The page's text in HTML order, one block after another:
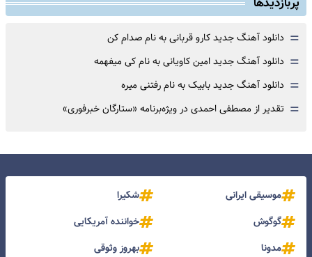
= دانلود آهنگ جدید کارو قربانی به نام صدام کن
= دانلود آهنگ جدید امین کاویانی به نام کی میفهمه
= دانلود آهنگ جدید بابیک به نام رفتنی میره
= تقدیر از مصطفی احمدی در ویژه‌برنامه «ستارگان خبرفوری»
موسیقی ایرانی
شکیرا
گوگوش
خواننده آمریکایی
مدونا
بهروز وثوقی